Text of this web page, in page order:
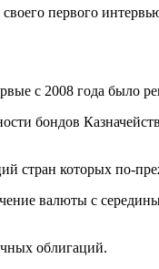
первого
с 2008 года было
бондов
стран которых по-
валюты с
облигаций.